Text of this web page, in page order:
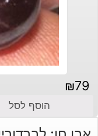
₪79
הוסף לסל